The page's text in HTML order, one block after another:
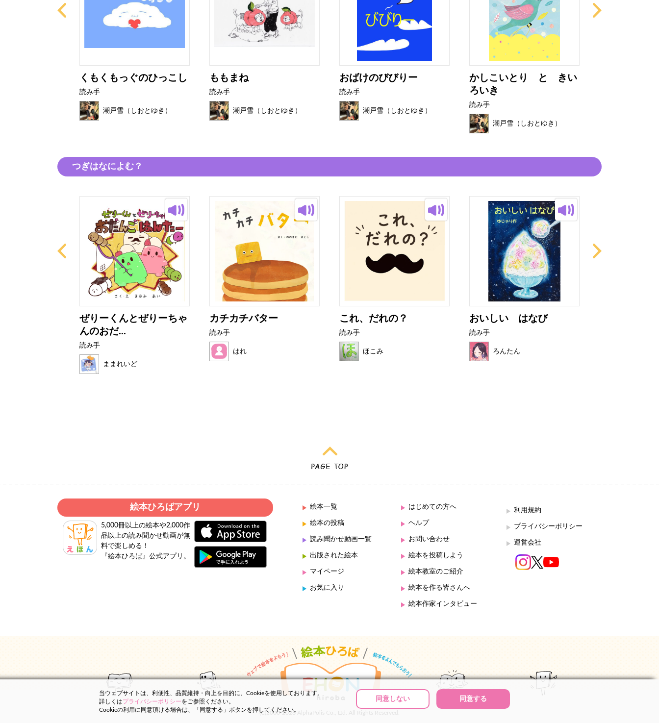
くもくもっぐのひっこし
読み手
潮戸雪（しおとゆき）
ももまね
読み手
潮戸雪（しおとゆき）
おばけのびびりー
読み手
潮戸雪（しおとゆき）
かしこいとり と きい
ろいき
読み手
潮戸雪（しおとゆき）
つぎはなによむ？
ぜりーくんとぜりーちゃ
んのおだ...
読み手
ままれいど
カチカチバター
読み手
はれ
これ、だれの？
読み手
ほこみ
おいしい はなび
読み手
ろんたん
絵本ひろばアプリ
5,000冊以上の絵本や2,000作
品以上の読み聞かせ動画が無
料で楽しめる！
『絵本ひろば』公式アプリ。
絵本一覧
絵本の投稿
読み聞かせ動画一覧
出版された絵本
マイページ
お気に入り
はじめての方へ
ヘルプ
お問い合わせ
絵本を投稿しよう
絵本教室のご紹介
絵本を作る皆さんへ
絵本作家インタビュー
利用規約
プライバシーポリシー
運営会社
(C)2000-2026 AlphaPolis Co., Ltd. All Rights Reserved.
当ウェブサイトは、利便性、品質維持・向上を目的に、Cookieを使用しております。
詳しくはプライバシーポリシーをご参照ください。
Cookieの利用に同意頂ける場合は、「同意する」ボタンを押してください。
同意しない 同意する